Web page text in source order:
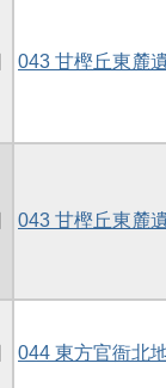
043 甘樫丘東麓
043 甘樫丘東麓
044 東方官衙北